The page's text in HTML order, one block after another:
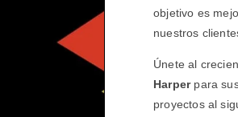
objetivo es
nuestros
Únete al
Harperpara
proyectos al